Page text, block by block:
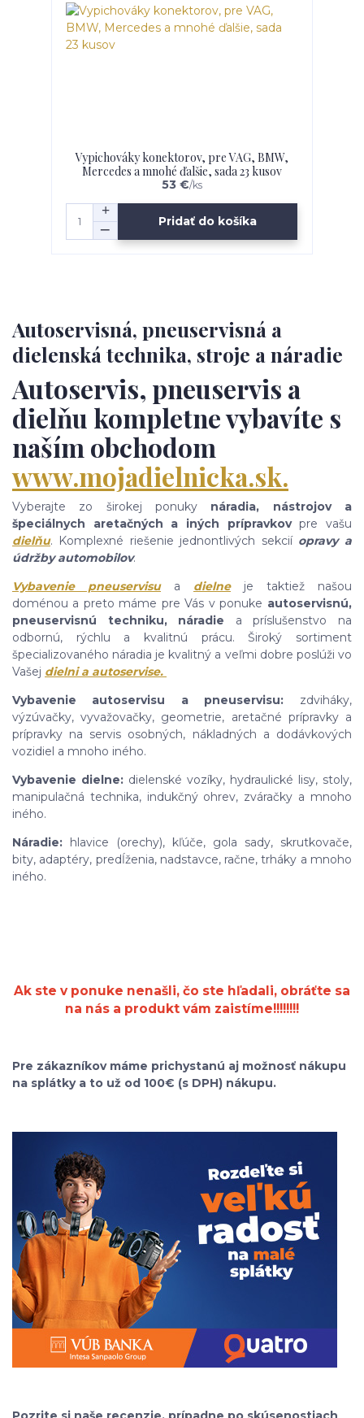
Vypichováky konektorov, pre VAG, BMW,
Mercedes a mnohé ďalšie, sada 23 kusov
53 €/ks
Pridať do košíka
Autoservisná, pneuservisná a
dielenská technika, stroje a náradie
Autoservis, pneuservis a
dielňu kompletne vybavíte s
naším obchodom
www.mojadielnicka.sk.
Vyberajte zo širokej ponuky náradia, nástrojov a
špeciálnych aretačných a iných prípravkovpre vašu
dielňu. Komplexné riešenie jednontlivých sekcií opravy a
údržby automobilov.
Vybavenie pneuservisua dielneje taktiež našou
doménou a preto máme pre Vás v ponuke autoservisnú,
pneuservisnú techniku, náradie a príslušenstvo na
odbornú, rýchlu a kvalitnú prácu. Široký sortiment
špecializovaného náradia je kvalitný a veľmi dobre poslúži vo
Vašej dielni a autoservise.
Vybavenie autoservisu a pneuservisu: zdviháky,
výzúvačky, vyvažovačky, geometrie, aretačné prípravky a
prípravky na servis osobných, nákladných a dodávkových
vozidiel a mnoho iného.
Vybavenie dielne: dielenské vozíky, hydraulické lisy, stoly,
manipulačná technika, indukčný ohrev, zváračky a mnoho
iného.
Náradie: hlavice (orechy), kľúče, gola sady, skrutkovače,
bity, adaptéry, predĺženia, nadstavce, račne, trháky a mnoho
iného.
Ak ste v ponuke nenašli, čo ste hľadali, obráťte sa
na nás a produkt vám zaistíme!!!!!!!!
Pre zákazníkov máme prichystanú aj možnosť nákupu
na splátky a to už od 100€ (s DPH) nákupu.